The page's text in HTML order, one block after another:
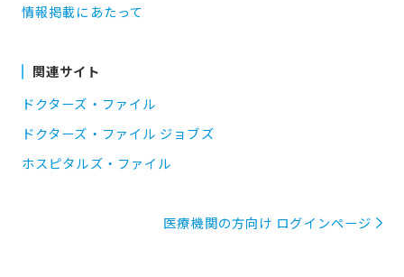
情報掲載にあたって
関連サイト
ドクターズ・ファイル
ドクターズ・ファイル ジョブズ
ホスピタルズ・ファイル
医療機関の方向け ログインページ